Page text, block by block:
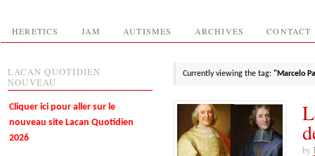
HERETICS JAM AUTISMES ARCHIVES CONTACT
Currently viewing the tag: "Marcelo
by
LACAN QUOTIDIEN
NOUVEAU
Cliquer ici pour aller sur le
nouveau site Lacan Quotidien
2026